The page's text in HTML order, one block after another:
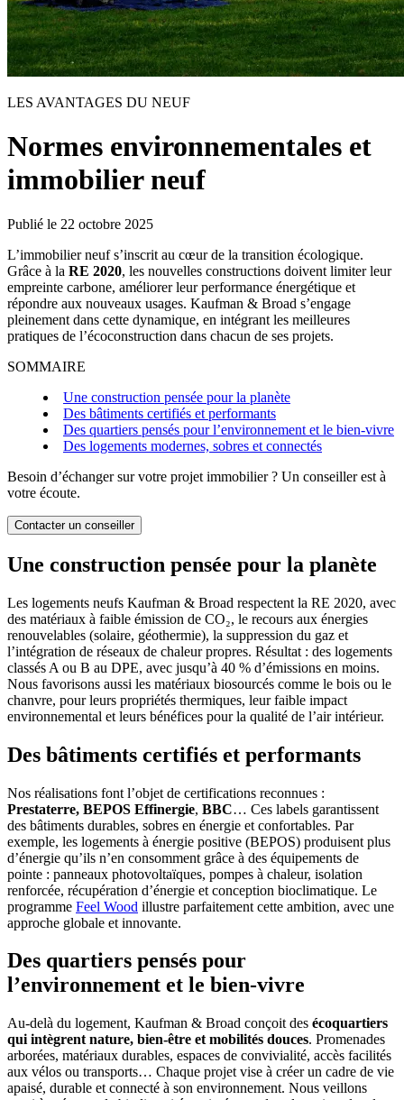
LES AVANTAGES DU NEUF
Normes environnementales et
immobilier neuf
Publié le 22 octobre 2025
L’immobilier neuf s’inscrit au cœur de la transition écologique.
Grâce à la RE 2020, les nouvelles constructions doivent limiter leur
empreinte carbone, améliorer leur performance énergétique et
répondre aux nouveaux usages. Kaufman & Broad s’engage
pleinement dans cette dynamique, en intégrant les meilleures
pratiques de l’écoconstruction dans chacun de ses projets.
SOMMAIRE
Une construction pensée pour la planète
Des bâtiments certifiés et performants
Des quartiers pensés pour l’environnement et le bien-vivre
Des logements modernes, sobres et connectés
Besoin d’échanger sur votre projet immobilier ? Un conseiller est à
votre écoute.
Contacter un conseiller
Une construction pensée pour la planète
Les logements neufs Kaufman & Broad respectent la RE 2020, avec
des matériaux à faible émission de CO₂, le recours aux énergies
renouvelables (solaire, géothermie), la suppression du gaz et
l’intégration de réseaux de chaleur propres. Résultat : des logements
classés A ou B au DPE, avec jusqu’à 40 % d’émissions en moins.
Nous favorisons aussi les matériaux biosourcés comme le bois ou le
chanvre, pour leurs propriétés thermiques, leur faible impact
environnemental et leurs bénéfices pour la qualité de l’air intérieur.
Des bâtiments certifiés et performants
Nos réalisations font l’objet de certifications reconnues :
Prestaterre, BEPOS Effinergie, BBC… Ces labels garantissent
des bâtiments durables, sobres en énergie et confortables. Par
exemple, les logements à énergie positive (BEPOS) produisent plus
d’énergie qu’ils n’en consomment grâce à des équipements de
pointe : panneaux photovoltaïques, pompes à chaleur, isolation
renforcée, récupération d’énergie et conception bioclimatique. Le
programme Feel Wood illustre parfaitement cette ambition, avec une
approche globale et innovante.
Des quartiers pensés pour
l’environnement et le bien-vivre
Au-delà du logement, Kaufman & Broad conçoit des écoquartiers
qui intègrent nature, bien-être et mobilités douces. Promenades
arborées, matériaux durables, espaces de convivialité, accès facilités
aux vélos ou transports… Chaque projet vise à créer un cadre de vie
apaisé, durable et connecté à son environnement. Nous veillons